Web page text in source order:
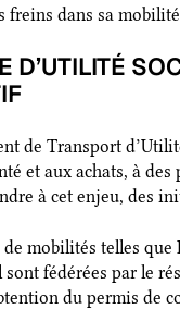
freins dans sa
D’UTILITÉ
de Transport
et aux achats, à
à cet enjeu, des
mobilités telles
fédérées par le
du permis de